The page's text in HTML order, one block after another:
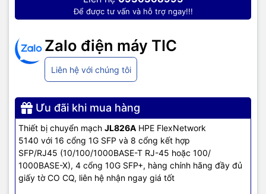
Để được tư vấn và hỗ trợ ngay!!!
Zalo điện máy TIC
Liên hệ với chúng tôi
Ưu đãi khi mua hàng
Thiết bị chuyển mạch JL826A HPE FlexNetwork
5140 với 16 cổng 1G SFP và 8 cổng kết hợp
SFP/RJ45 (10/100/1000BASE-T RJ-45 hoặc 100/
1000BASE-X), 4 cổng 10G SFP+, hàng chính hãng đầy đủ
giấy tờ CO CQ, liên hệ nhận ngay giá tốt
Additional ports
Power supplies
2 x power supply slots
separately)
Physical characteristics
Dimensions
17.32(w) x 14.17(d) x 1.72(h) in (44 x 36 x
4.36 cm) (1U height)